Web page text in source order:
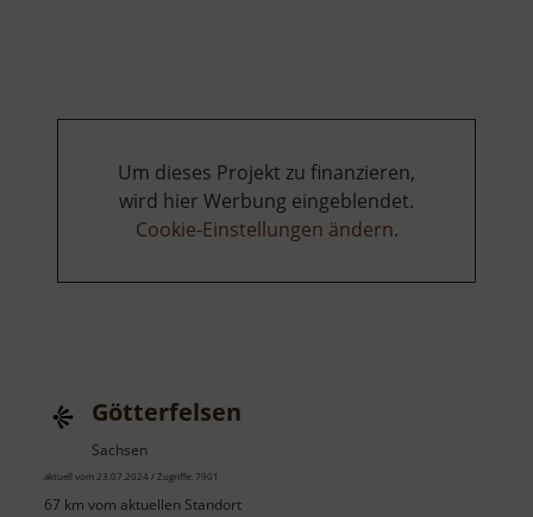
Um dieses Projekt zu finanzieren,
wird hier Werbung eingeblendet.
Cookie-Einstellungen ändern.
Götterfelsen
Sachsen
aktuell vom 23.07.2024 / Zugriffe: 7901
67 km vom aktuellen Standort